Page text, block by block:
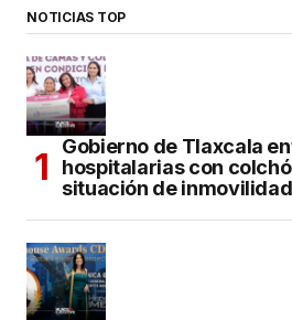
NOTICIAS TOP
Gobierno de Tlaxcala
hospitalarias con
situación de inmovilidad